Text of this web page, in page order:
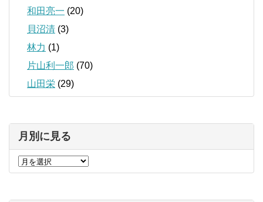
和田亮一 (20)
貝沼清 (3)
林力 (1)
片山利一郎 (70)
山田栄 (29)
月別に見る